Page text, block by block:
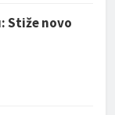
Stiže novo